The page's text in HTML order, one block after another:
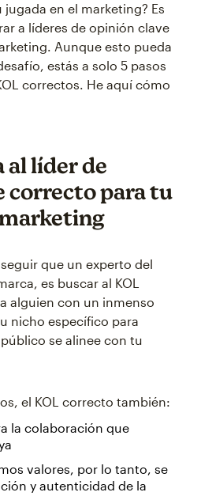
en el marketing? Es
a líderes de opinión clave
Aunque esto pueda
estás a solo 5 pasos
correctos. He aquí cómo
al líder de
correcto para tu
que un experto del
es buscar al KOL
alguien con un inmenso
nicho específico para
se alinee con tu
el KOL correcto también:
la colaboración que
valores, por lo tanto, se
y autenticidad de la